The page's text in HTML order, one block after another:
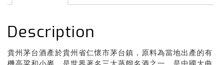
Description
貴州茅台酒產於貴州省仁懷市茅台鎮，原料為當地出產的有